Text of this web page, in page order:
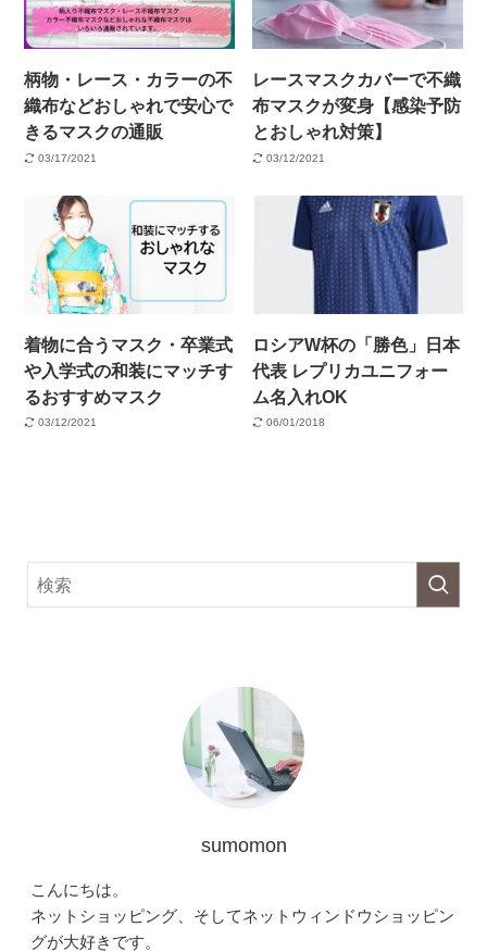
柄物・レース・カラーの不
織布などおしゃれで安心で
きるマスクの通販
03/17/2021
レースマスクカバーで不織
布マスクが変身【感染予防
とおしゃれ対策】
03/12/2021
着物に合うマスク・卒業式
や入学式の和装にマッチす
るおすすめマスク
03/12/2021
ロシアW杯の「勝色」日本
代表 レプリカユニフォー
ム名入れOK
06/01/2018
sumomon
こんにちは。
ネットショッピング、そしてネットウィンドウショッピン
グが大好きです。